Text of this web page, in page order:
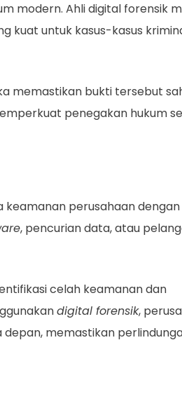
modern. Ahli digital forensik
kuat untuk kasus-kasus
memastikan bukti tersebut
penegakan hukum
keamanan perusahaan dengan
, pencurian data, atau
celah keamanan dan
digital forensik,
memastikan